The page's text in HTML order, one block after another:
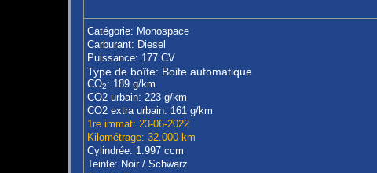
Catégorie: Monospace
Carburant: Diesel
Puissance: 177 CV
Type de boîte: Boite automatique
CO2: 189 g/km
CO2 urbain: 223 g/km
CO2 extra urbain: 161 g/km
1re immat: 23-06-2022
Kilométrage: 32.000 km
Cylindrée: 1.997 ccm
Teinte: Noir / Schwarz